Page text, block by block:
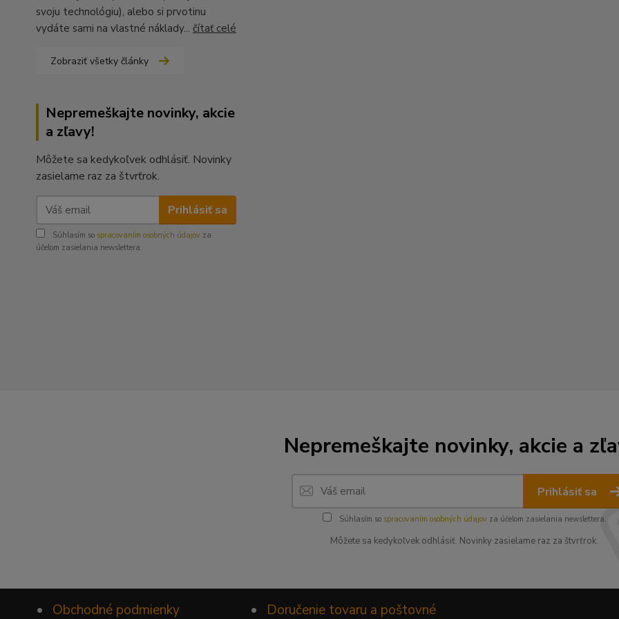
svoju technológiu), alebo si prvotinu
vydáte sami na vlastné náklady... čítať celé
Zobraziť všetky články
Nepremeškajte novinky, akcie
a zľavy!
Môžete sa kedykoľvek odhlásiť. Novinky
zasielame raz za štvrťrok.
Prihlásiť sa
Súhlasím so spracovaním osobných údajov za
účelom zasielania newslettera.
Nepremeškajte novinky, akcie a
Prihlásiť sa
Súhlasím so spracovaním osobných údajovza účelom zasielania newslettera.
Môžete sa kedykoľvek odhlásiť. Novinky zasielame raz za štvrťrok.
• Obchodné podmienky • Doručenie tovaru a poštovné